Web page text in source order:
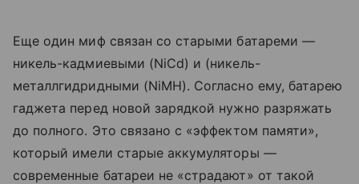
Еще один миф связан со старыми батареми —
никель-кадмиевыми (NiCd) и (никель-
металлгидридными (NiMH). Согласно ему, батарею
гаджета перед новой зарядкой нужно разряжать
до полного. Это связано с «эффектом памяти»,
который имели старые аккумуляторы —
современные батареи не «страдают» от такой